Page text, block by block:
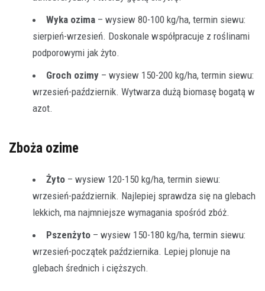
Wyka ozima – wysiew 80-100 kg/ha, termin siewu:
sierpień-wrzesień. Doskonale współpracuje z roślinami
podporowymi jak żyto.
Groch ozimy – wysiew 150-200 kg/ha, termin siewu:
wrzesień-październik. Wytwarza dużą biomasę bogatą w
azot.
Zboża ozime
Żyto – wysiew 120-150 kg/ha, termin siewu:
wrzesień-październik. Najlepiej sprawdza się na glebach
lekkich, ma najmniejsze wymagania spośród zbóż.
Pszenżyto – wysiew 150-180 kg/ha, termin siewu:
wrzesień-początek października. Lepiej plonuje na
glebach średnich i cięższych.